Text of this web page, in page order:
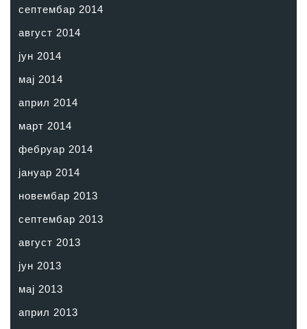
септембар 2014
август 2014
јун 2014
мај 2014
април 2014
март 2014
фебруар 2014
јануар 2014
новембар 2013
септембар 2013
август 2013
јун 2013
мај 2013
април 2013